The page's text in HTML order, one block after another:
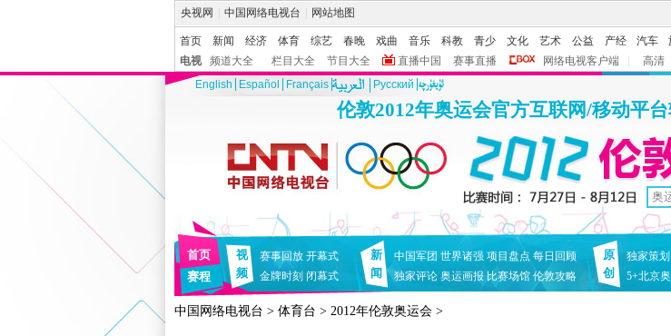
央视网 中国网络电视台 网站地图
首页 新闻 经济 体育 综艺 春晚 戏曲 音乐 科教 青少 文化 艺术 公益 产经 汽车
电视
频道大全 栏目大全 节目大全 直播中国 赛事直播 网络电视客户端 高清
English
Español Français Pусский
伦敦2012年奥运会官方互联网/移动平
首页
赛程
视
频
赛事回放 开幕式
金牌时刻 闭幕式
新
闻
中国军团 世界诸强 项目盘点 每日回顾
独家评论 奥运画报 比赛场馆 伦敦攻略
原
创
独家策划
5+北京
中国网络电视台 > 体育台 > 2012年伦敦奥运会 >